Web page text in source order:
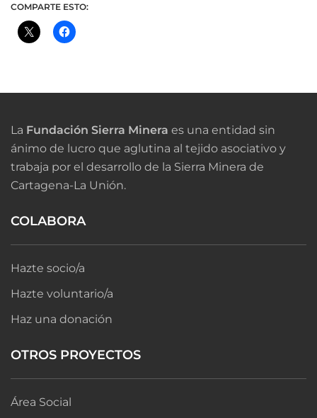
COMPARTE ESTO:
La Fundación Sierra Minera es una entidad sin
ánimo de lucro que aglutina al tejido asociativo y
trabaja por el desarrollo de la Sierra Minera de
Cartagena-La Unión.
COLABORA
Hazte socio/a
Hazte voluntario/a
Haz una donación
OTROS PROYECTOS
Área Social